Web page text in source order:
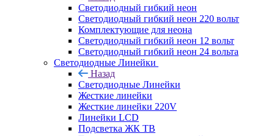
Светодиодный гибкий неон
Светодиодный гибкий неон 220 вольт
Комплектующие для неона
Светодиодный гибкий неон 12 вольт
Светодиодный гибкий неон 24 вольта
Светодиодные Линейки
Назад
Светодиодные Линейки
Жесткие линейки
Жесткие линейки 220V
Линейки LCD
Подсветка ЖК ТВ